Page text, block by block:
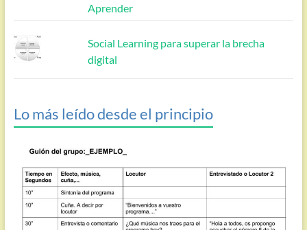
Aprender
Social Learning para superar la brecha
digital
Lo más leído desde el principio